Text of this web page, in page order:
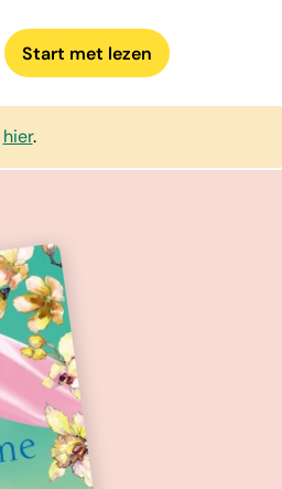
Start met lezen
hier.